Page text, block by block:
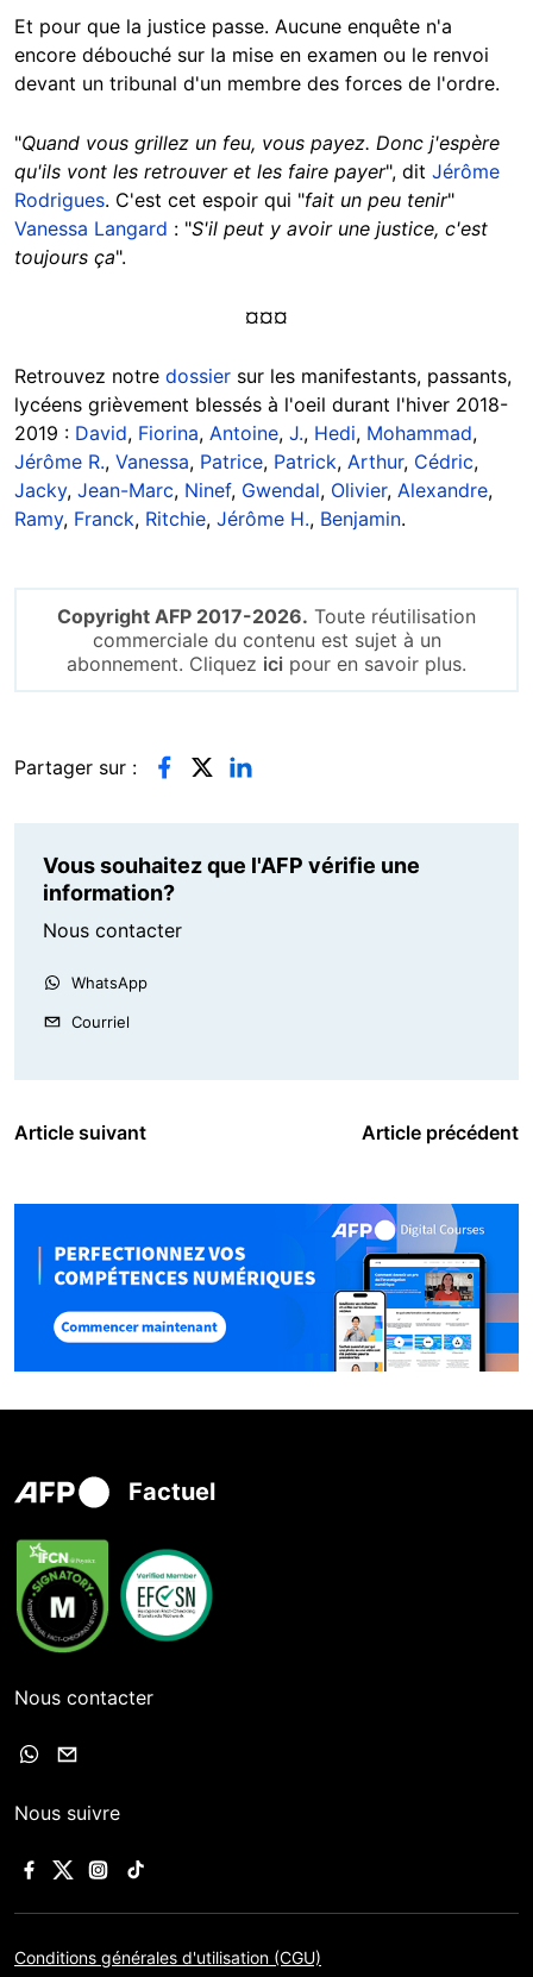
Et pour que la justice passe. Aucune enquête n'a
encore débouché sur la mise en examen ou le renvoi
devant un tribunal d'un membre des forces de l'ordre.
"Quand vous grillez un feu, vous payez. Donc j'espère
qu'ils vont les retrouver et les faire payer", dit Jérôme
Rodrigues. C'est cet espoir qui "fait un peu tenir"
Vanessa Langard : "S'il peut y avoir une justice, c'est
toujours ça".
¤¤¤
Retrouvez notre dossier sur les manifestants, passants,
lycéens grièvement blessés à l'oeil durant l'hiver 2018-
2019 : David, Fiorina, Antoine, J., Hedi, Mohammad,
Jérôme R., Vanessa, Patrice, Patrick, Arthur, Cédric,
Jacky, Jean-Marc, Ninef, Gwendal, Olivier, Alexandre,
Ramy, Franck, Ritchie, Jérôme H., Benjamin.
Copyright AFP 2017-2026. Toute réutilisation
commerciale du contenu est sujet à un
abonnement. Cliquez ici pour en savoir plus.
Partager sur :
Vous souhaitez que l'AFP vérifie une
information?
Nous contacter
WhatsApp
Courriel
Article suivant Article précédent
Factuel
Nous contacter
Nous suivre
Conditions générales d'utilisation (CGU)